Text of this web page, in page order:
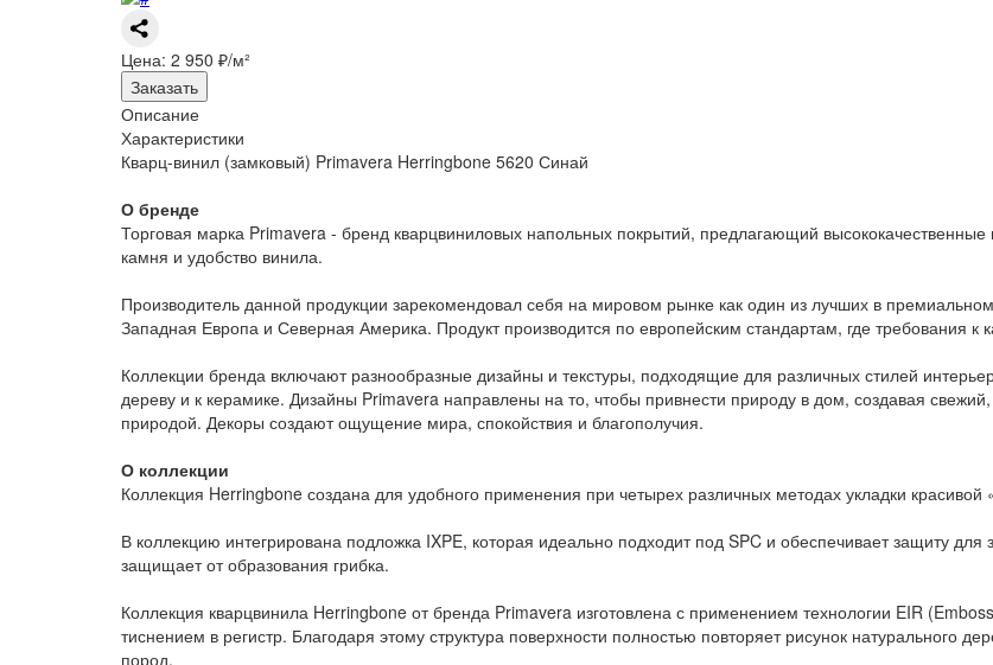
Цена: 2 950 ₽/м²
Заказать
Описание
Характеристики
Кварц-винил (замковый) Primavera Herringbone 5620 Синай
О бренде
Торговая марка Primavera - бренд кварцвиниловых напольных покрытий, предлагающий
камня и удобство винила.
Производитель данной продукции зарекомендовал себя на мировом рынке как один из лучших в
Западная Европа и Северная Америка. Продукт производится по европейским стандартам, где требования к
Коллекции бренда включают разнообразные дизайны и текстуры, подходящие для различных стилей
дереву и к керамике. Дизайны Primavera направлены на то, чтобы привнести природу в дом, создавая
природой. Декоры создают ощущение мира, спокойствия и благополучия.
О коллекции
Коллекция Herringbone создана для удобного применения при четырех различных методах укладки красивой
В коллекцию интегрирована подложка IXPE, которая идеально подходит под SPC и обеспечивает защиту для
защищает от образования грибка.
Коллекция кварцвинила Herringbone от бренда Primavera изготовлена с применением технологии EIR
тиснением в регистр. Благодаря этому структура поверхности полностью повторяет рисунок натурального
пород.